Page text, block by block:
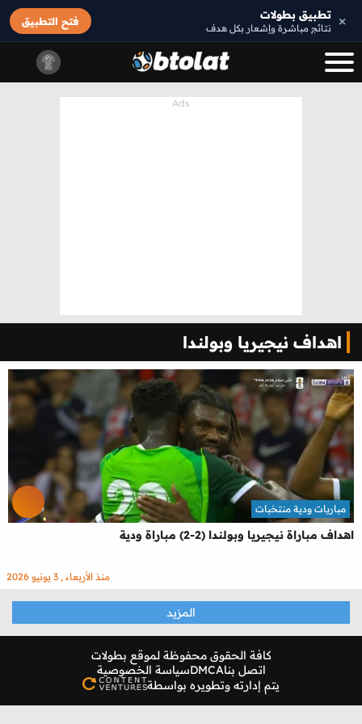
× تطبيق بطولات
نتائج مباشرة وإشعار بكل هدف
فتح التطبيق
اهداف نيجيريا وبولندا
اهداف مباراة نيجيريا وبولندا (2-2) مباراة ودية
مباريات ودية منتخبات
منذ الأربعاء , 3 يونيو 2026
المزيد
كافة الحقوق محفوظة لموقع بطولات
اتصل بناDMCAسياسة الخصوصية
يتم إدارته وتطويره بواسطة